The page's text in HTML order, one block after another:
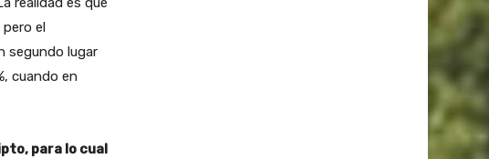
el
segundo lugar
cuando en
para lo cual